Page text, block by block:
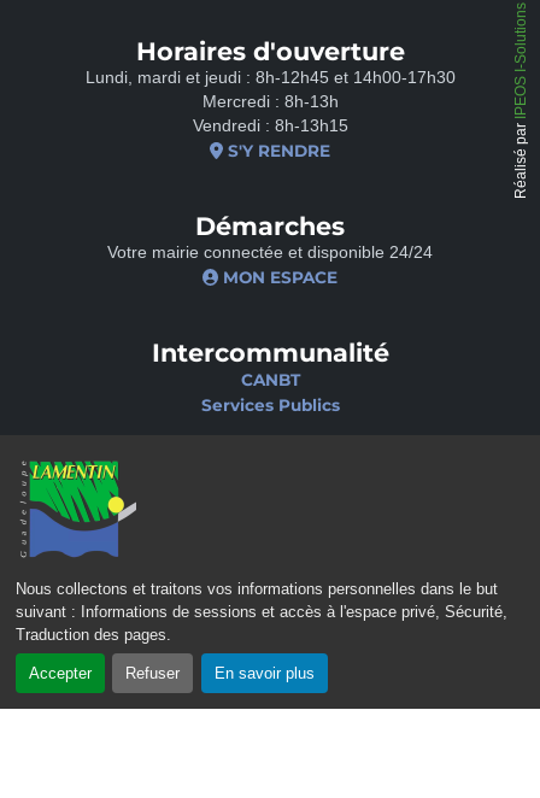
Nous collectons et traitons vos informations personnelles dans le but
suivant :
Informations de sessions et accès à l'espace privé, Sécurité,
Traduction des pages
Accepter Refuser En savoir plus
Horaires d'ouverture
Lundi, mardi et jeudi : 8h-12h45 et 14h00-17h30
Mercredi : 8h-13h
Vendredi : 8h-13h15
S'Y RENDRE
Démarches
Votre mairie connectée et disponible 24/24
MON ESPACE
Intercommunalité
CANBT
Services Publics
Ciné-Théâtre
CONTACT
MENTIONS LÉGALES
Réalisé par
IPEOS I-Solutions